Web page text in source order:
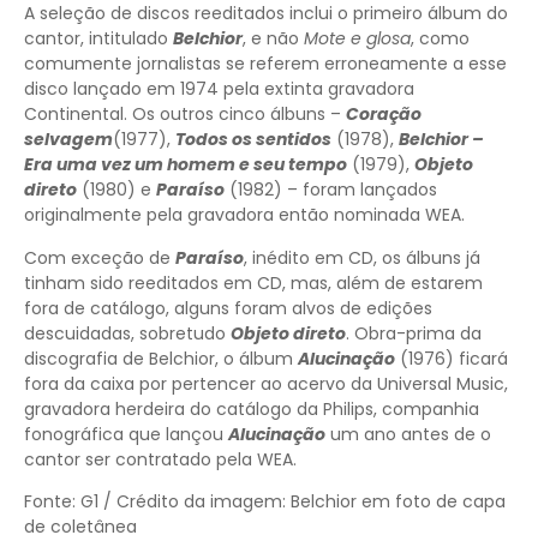
A seleção de discos reeditados inclui o primeiro álbum do
cantor, intitulado Belchior, e não Mote e glosa, como
comumente jornalistas se referem erroneamente a esse
disco lançado em 1974 pela extinta gravadora
Continental. Os outros cinco álbuns – Coração
selvagem(1977), Todos os sentidos (1978), Belchior –
Era uma vez um homem e seu tempo (1979), Objeto
direto (1980) e Paraíso (1982) – foram lançados
originalmente pela gravadora então nominada WEA.
Com exceção de Paraíso, inédito em CD, os álbuns já
tinham sido reeditados em CD, mas, além de estarem
fora de catálogo, alguns foram alvos de edições
descuidadas, sobretudo Objeto direto. Obra-prima da
discografia de Belchior, o álbumAlucinação (1976) ficará
fora da caixa por pertencer ao acervo da Universal Music,
gravadora herdeira do catálogo da Philips, companhia
fonográfica que lançouAlucinação um ano antes de o
cantor ser contratado pela WEA.
Fonte: G1 / Crédito da imagem: Belchior em foto de capa
de coletânea